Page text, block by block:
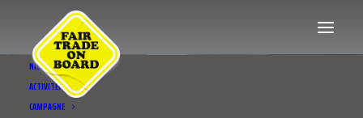
NIEUWS
ACTIVITEITEN
CAMPAGNE